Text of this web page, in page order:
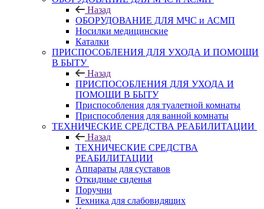
Назад
ОБОРУДОВАНИЕ ДЛЯ МЧС и АСМП
Носилки медицинские
Каталки
ПРИСПОСОБЛЕНИЯ ДЛЯ УХОДА И ПОМОЩИ
В БЫТУ
Назад
ПРИСПОСОБЛЕНИЯ ДЛЯ УХОДА И
ПОМОЩИ В БЫТУ
Приспособления для туалетной комнаты
Приспособления для ванной комнаты
ТЕХНИЧЕСКИЕ СРЕДСТВА РЕАБИЛИТАЦИИ
Назад
ТЕХНИЧЕСКИЕ СРЕДСТВА
РЕАБИЛИТАЦИИ
Аппараты для суставов
Откидные сиденья
Поручни
Техника для слабовидящих